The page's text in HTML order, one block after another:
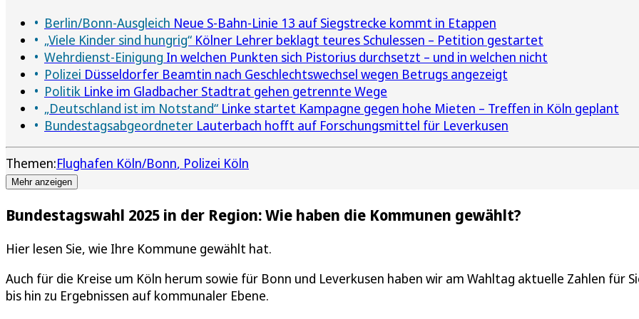
Berlin/Bonn-Ausgleich Neue S-Bahn-Linie 13 auf Siegstrecke kommt in Etappen
„Viele Kinder sind hungrig“ Kölner Lehrer beklagt teures Schulessen – Petition gestartet
Wehrdienst-Einigung In welchen Punkten sich Pistorius durchsetzt – und in welchen nicht
Polizei Düsseldorfer Beamtin nach Geschlechtswechsel wegen Betrugs angezeigt
Politik Linke im Gladbacher Stadtrat gehen getrennte Wege
„Deutschland ist im Notstand“ Linke startet Kampagne gegen hohe Mieten – Treffen in Köln geplant
Bundestagsabgeordneter Lauterbach hofft auf Forschungsmittel für Leverkusen
Themen:Flughafen Köln/Bonn Polizei Köln
Mehr anzeigen
Bundestagswahl 2025 in der Region: Wie haben die Kommunen gewählt?
Hier lesen Sie, wie Ihre Kommune gewählt hat.
Auch für die Kreise um Köln herum sowie für Bonn und Leverkusen haben wir am Wahltag aktuelle Zahlen für
bis hin zu Ergebnissen auf kommunaler Ebene.